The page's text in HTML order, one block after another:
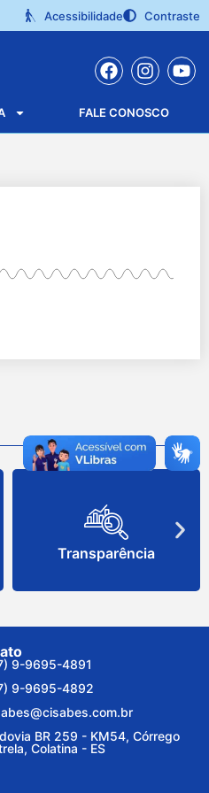
Acessibilidade Contraste
FALE CONOSCO
Transparência
9-9695-4891
9-9695-4892
BR 259 - KM54, Córrego
Colatina - ES